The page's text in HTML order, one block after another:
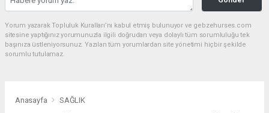
Yorum yazarak Topluluk Kuralları’nı kabul etmiş bulunuyor ve gebzehurses.com
sitesine yaptığınız yorumunuzla ilgili doğrudan veya dolaylı tüm sorumluluğu tek
başınıza üstleniyorsunuz. Yazılan tüm yorumlardan site yönetimi hiçbir şekilde
sorumlu tutulamaz.
Anasayfa SAĞLIK